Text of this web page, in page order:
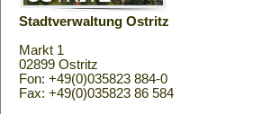
Stadtverwaltung Ostritz
Markt 1
02899 Ostritz
Fon: +49(0)035823 884-0
Fax: +49(0)035823 86 584